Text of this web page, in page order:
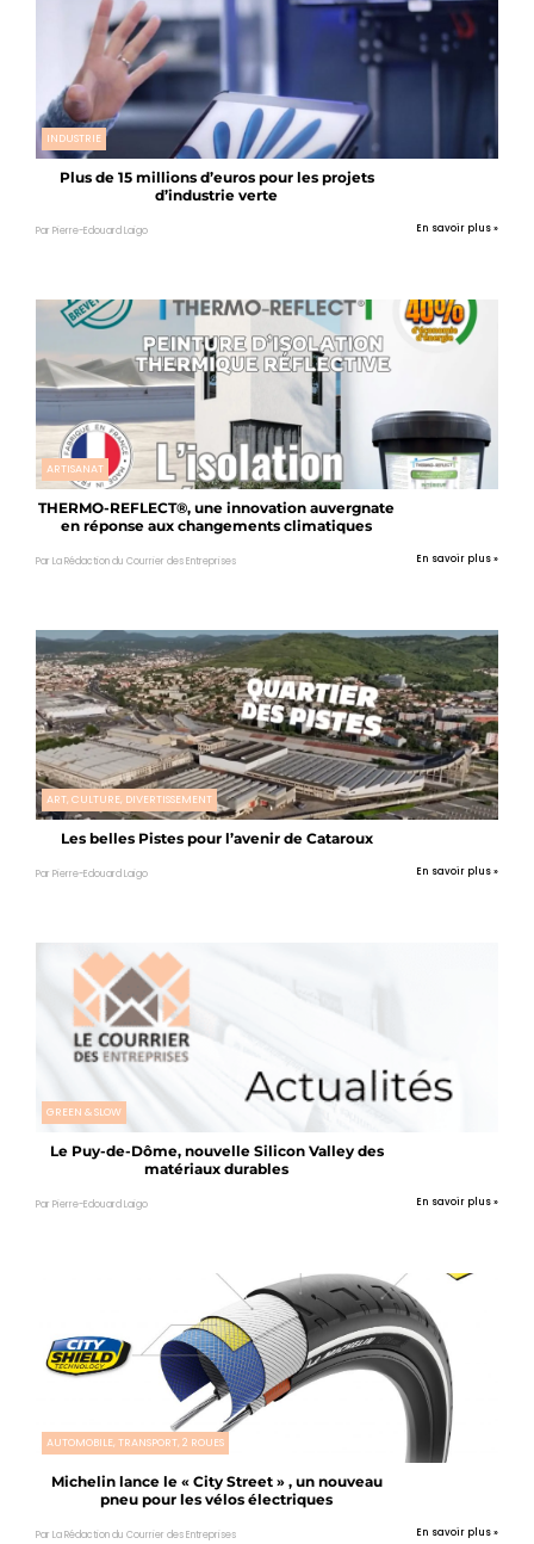
INDUSTRIE
Plus de 15 millions d’euros pour les projets
d’industrie verte
Par Pierre-Edouard Laigo En savoir plus »
ARTISANAT
THERMO-REFLECT®, une innovation auvergnate
en réponse aux changements climatiques
Par La Rédaction du Courrier des Entreprises En savoir plus »
ART, CULTURE, DIVERTISSEMENT
Les belles Pistes pour l’avenir de Cataroux
Par Pierre-Edouard Laigo En savoir plus »
GREEN & SLOW
Le Puy-de-Dôme, nouvelle Silicon Valley des
matériaux durables
Par Pierre-Edouard Laigo En savoir plus »
AUTOMOBILE, TRANSPORT, 2 ROUES
Michelin lance le « City Street » , un nouveau
pneu pour les vélos électriques
Par La Rédaction du Courrier des Entreprises En savoir plus »